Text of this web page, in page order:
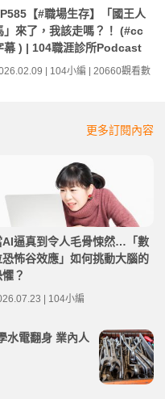
【#職場生存】「國王人
」來了，我該走嗎？！ (#cc
幕 ) | 104職涯診所Podcast
| 104小編 | 20660觀看數
更多訂閱內容
AI逼真到令人毛骨悚然…「數
恐怖谷效應」如何挑動大腦的
？
| 104小編
水電翻身 業內人